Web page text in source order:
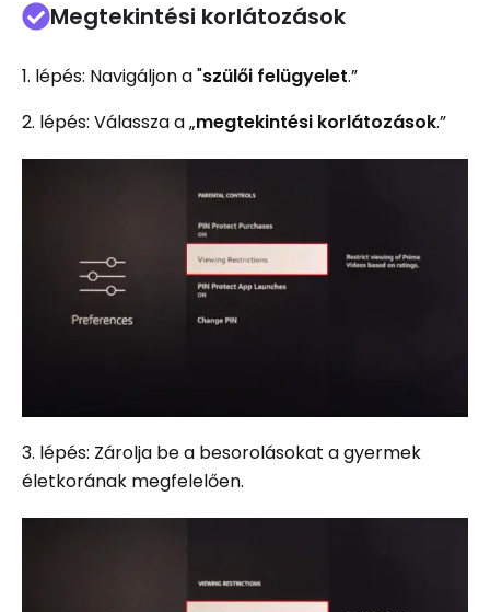
Megtekintési korlátozások
1. lépés: Navigáljon a "szülői felügyelet.”
2. lépés: Válassza a „megtekintési korlátozások.”
3. lépés: Zárolja be a besorolásokat a gyermek
életkorának megfelelően.